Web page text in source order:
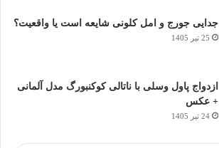
جدایی جورج و امل کلونی شایعه است یا واقعیت؟
25 تیر 1405
ازدواج پاول وسلی با ناتالی کوکنبورگ مدل آلمانی
+ عکس
24 تیر 1405